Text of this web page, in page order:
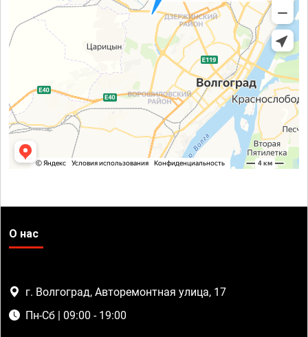
О нас
г. Волгоград, Авторемонтная улица, 17
Пн-Сб | 09:00 - 19:00